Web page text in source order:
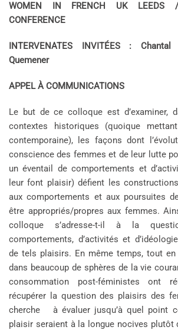
WOMEN IN FRENCH UK LEEDS
CONFERENCE
INTERVENATES INVITÉES :
Quemener
APPEL À COMMUNICATIONS
Le but de ce colloque est d’examiner,
contextes historiques (quoique
contemporaine), les façons dont
conscience des femmes et de leur lutte
un éventail de comportements et
leur font plaisir) défient les
aux comportements et aux poursuites
être appropriés/propres aux femmes.
colloque s’adresse-t-il à la
comportements, d’activités et
de tels plaisirs. En même temps, tout en
dans beaucoup de sphères de la vie
consommation post-féministes ont
récupérer la question des plaisirs des
cherche à évaluer jusqu’à quel point
plaisir seraient à la longue nocives plutôt